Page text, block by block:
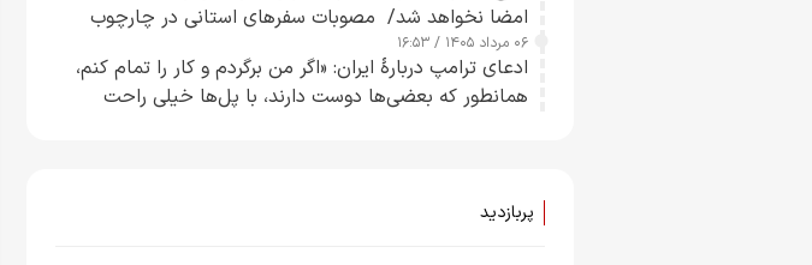
امضا نخواهد شد/ مصوبات سفرهای استانی در چارچوب
قانون بودجه است+ عکس
۰۶ مرداد ۱۴۰۵ / ۱۶:۵۳
ادعای ترامپ دربارهٔ ایران: «اگر من برگردم و کار را تمام کنم،
همانطور که بعضی‌ها دوست دارند، با پل‌ها خیلی راحت
پربازدید